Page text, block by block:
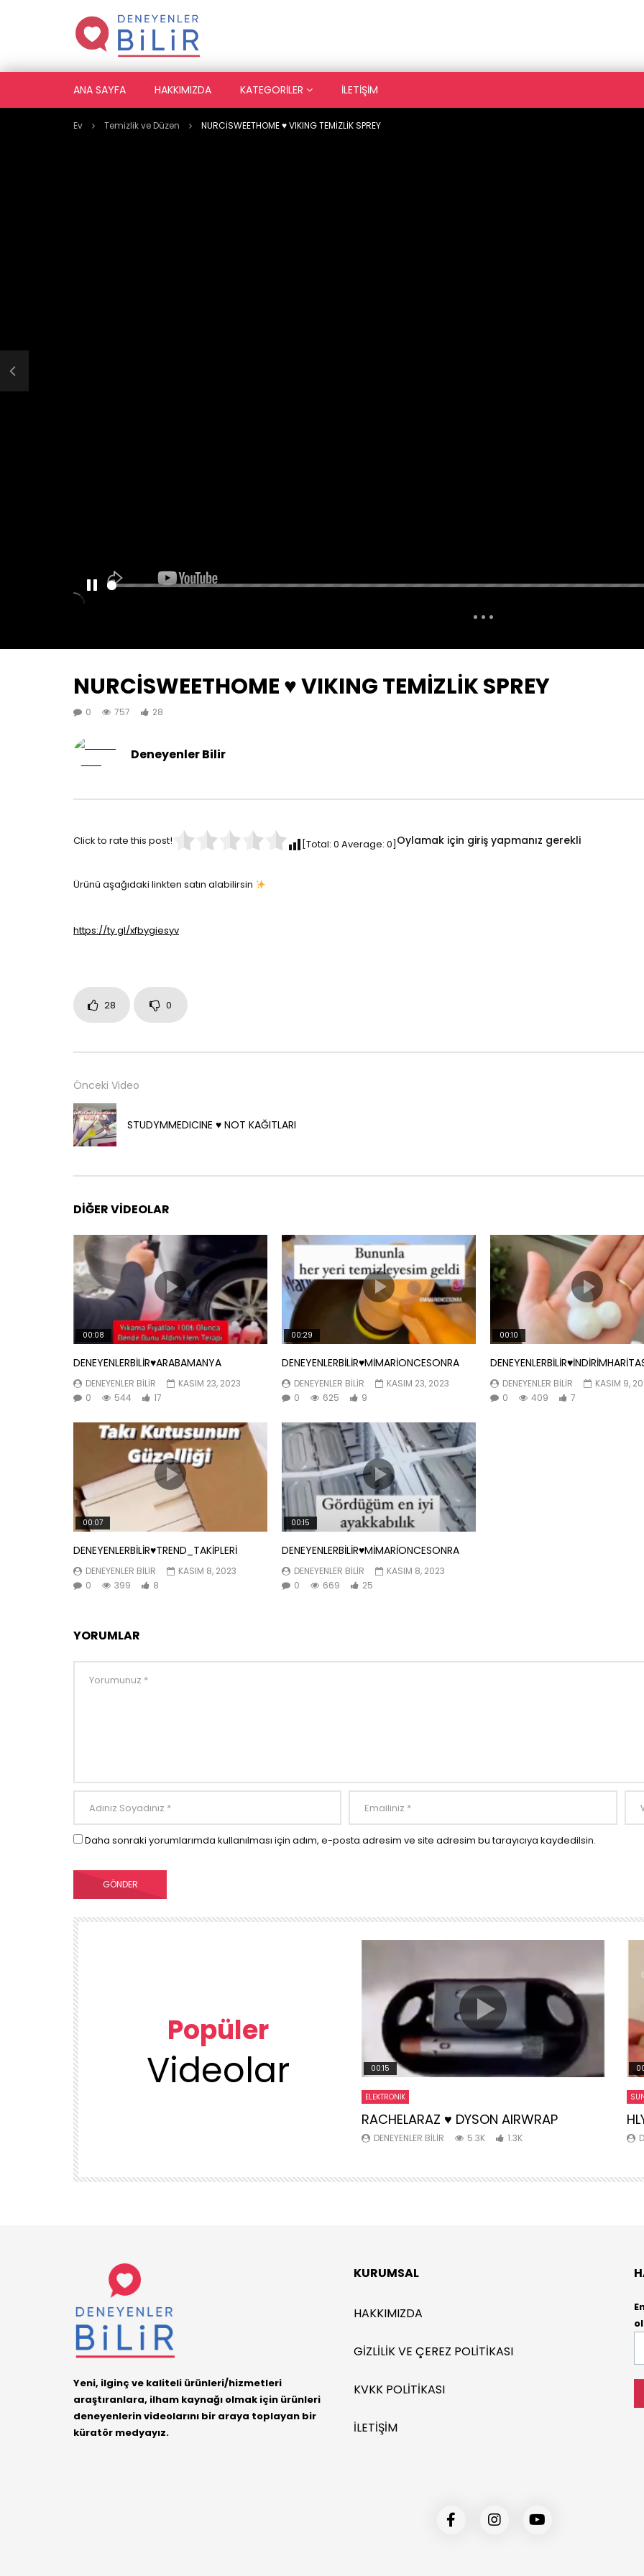
ANA SAYFA HAKKIMIZDA KATEGORILER İLETIŞIM
Ev Temizlik ve Düzen NURCİSWEETHOME ♥️ VIKING TEMİZLİK SPREY
NURCİSWEETHOME ♥️ VIKING TEMİZLİK SPREY
0 757 28
Deneyenler Bilir
Click to rate this post! [Total: 0 Average: 0 Oylamak için giriş yapmanız gerekli
Ürünü aşağıdaki linkten satın alabilirsin
https://ty.gl/xfbygiesyv
28 0
Önceki Video
STUDYMMEDICINE ♥️ NOT KAĞITLARI
DIĞER VIDEOLAR
00:08
DENEYENLERBİLİR♥️ARABAMANYA
DENEYENLER BILIR
KASIM 23, 2023
0
544 17
00:29
DENEYENLERBİLİR♥️MİMARİONCESONRA
DENEYENLER BILIR
KASIM 23, 2023
0
625 9
00:10
DENEYENLER BILIR
KASIM 9,
0
409 7
00:07
DENEYENLERBİLİR♥️TREND_TAKİPLERİ
DENEYENLER BILIR
KASIM 8, 2023
0
399 8
00:15
DENEYENLERBİLİR♥️MİMARİONCESONRA
DENEYENLER BILIR
KASIM 8, 2023
0
669 25
YORUMLAR
Daha sonraki yorumlarımda kullanılması için adım, e-posta adresim ve site adresim bu tarayıcıya kaydedilsin.
Popüler
Videolar 00:15
ELEKTRONIK
RACHELARAZ ♥️ DYSON AIRWRAP
DENEYENLER BILIR 5.3K 1.3K
Yeni, ilginç ve kaliteli ürünleri/hizmetleri
araştıranlara, ilham kaynağı olmak için ürünleri
deneyenlerin videolarını bir araya toplayan bir
küratör medyayız.
KURUMSAL
HAKKIMIZDA
GIZLILIK VE ÇEREZ POLITIKASI
KVKK POLITIKASI
İLETIŞIM